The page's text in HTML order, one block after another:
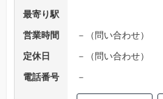
最寄り駅
営業時間
－（問い合わせ）
定休日
－（問い合わせ）
電話番号
－